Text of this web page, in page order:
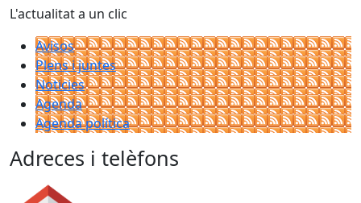
L'actualitat a un clic
Avisos
Plens i juntes
Noticies
Agenda
Agenda política
Adreces i telèfons